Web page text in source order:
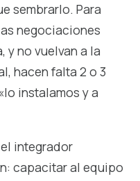
sembrarlo. Para
negociaciones
y no vuelvan a la
hacen falta 2 o 3
instalamos y a
integrador
capacitar al equipo